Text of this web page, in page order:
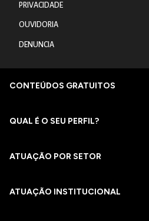
PRIVACIDADE
OUVIDORIA
DENUNCIA
CONTEÚDOS GRATUITOS
QUAL É O SEU PERFIL?
ATUAÇÃO POR SETOR
ATUAÇÃO INSTITUCIONAL